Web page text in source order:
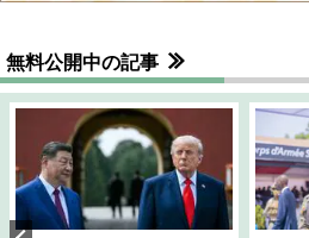
無料公開中の記事